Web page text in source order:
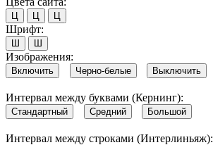
Ц Ц Ц
Шрифт:
Ш Ш
Изображения:
Включить Черно-белые Выключить
Интервал между буквами (Кернинг):
Стандартный Средний Большой
Интервал между строками (Интерлиньяж):